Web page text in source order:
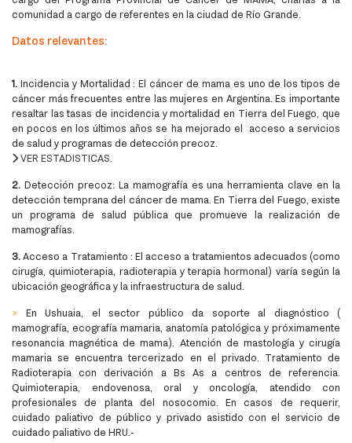
comunidad a cargo de referentes en la ciudad de Río Grande.
Datos relevantes:
1. Incidencia y Mortalidad : El cáncer de mama es uno de los tipos de
cáncer más frecuentes entre las mujeres en Argentina. Es importante
resaltar las tasas de incidencia y mortalidad en Tierra del Fuego, que
en pocos en los últimos años se ha mejorado el acceso a servicios
de salud y programas de detección precoz.
VER ESTADISTICAS.
2. Detección precoz: La mamografía es una herramienta clave en la
detección temprana del cáncer de mama. En Tierra del Fuego, existe
un programa de salud pública que promueve la realización de
mamografías.
3. Acceso a Tratamiento : El acceso a tratamientos adecuados (como
cirugía, quimioterapia, radioterapia y terapia hormonal) varía según la
ubicación geográfica y la infraestructura de salud.
> En Ushuaia, el sector público da soporte al diagnóstico (
mamografía, ecografía mamaria, anatomía patológica y próximamente
resonancia magnética de mama). Atención de mastología y cirugía
mamaria se encuentra tercerizado en el privado. Tratamiento de
Radioterapia con derivación a Bs As a centros de referencia.
Quimioterapia, endovenosa, oral y oncología, atendido con
profesionales de planta del nosocomio. En casos de requerir,
cuidado paliativo de público y privado asistido con el servicio de
cuidado paliativo de HRU.-